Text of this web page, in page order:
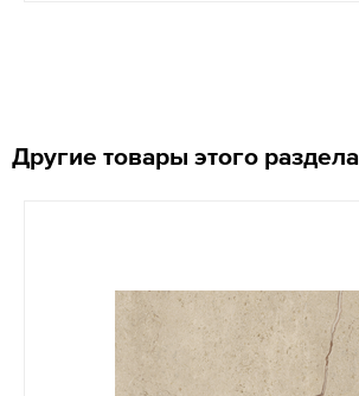
Другие товары этого раздела